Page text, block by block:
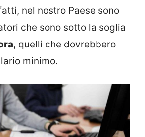
nel nostro Paese sono
che sono sotto la soglia
, quelli che dovrebbero
minimo.